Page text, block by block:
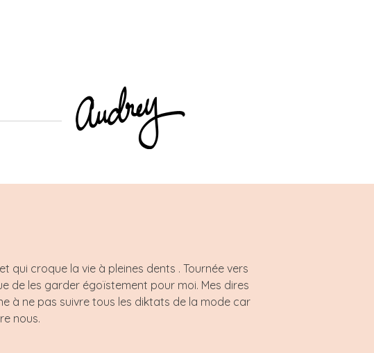
qui croque la vie à pleines dents . Tournée vers
de les garder égoïstement pour moi. Mes dires
à ne pas suivre tous les diktats de la mode car
nous.